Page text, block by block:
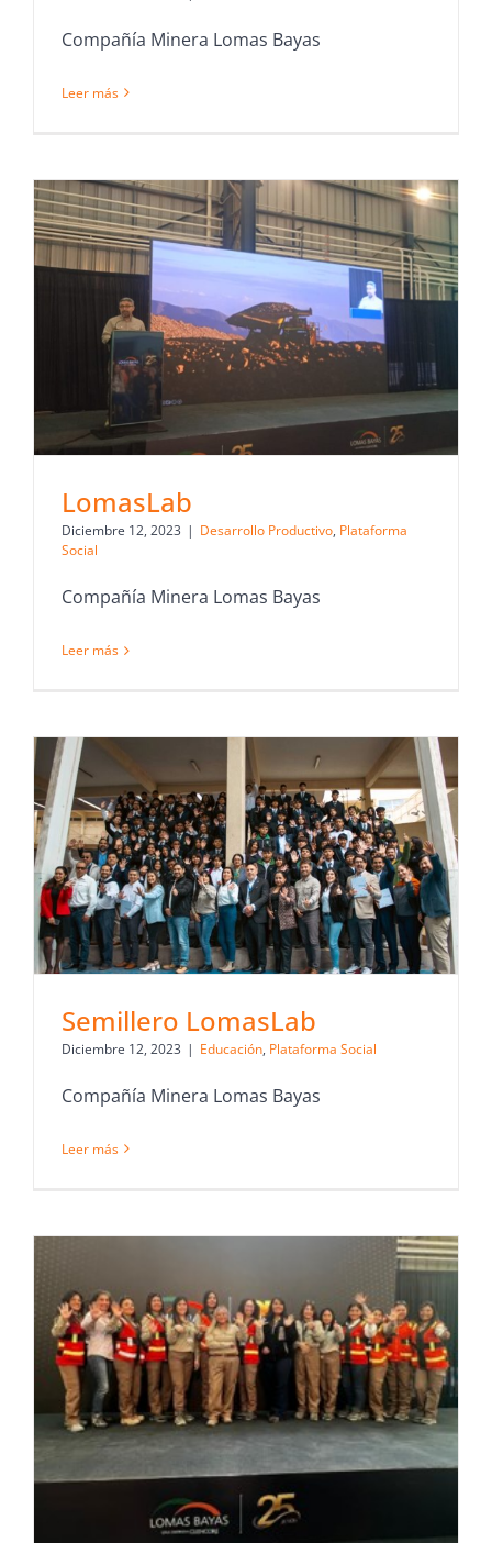
Compañía Minera Lomas Bayas
Leer más
LomasLab
Diciembre 12, 2023 | Desarrollo Productivo, Plataforma
Social
Compañía Minera Lomas Bayas
Leer más
Semillero LomasLab
Diciembre 12, 2023 | Educación, Plataforma Social
Compañía Minera Lomas Bayas
Leer más